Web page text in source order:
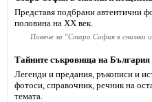
Представя подбрани автентични
половина на XX век.
Повече за "Стара София в снимки
Тайните съкровища на България
Легенди и предания, ръкописи и
фотоси, справочник, речник на
темата.